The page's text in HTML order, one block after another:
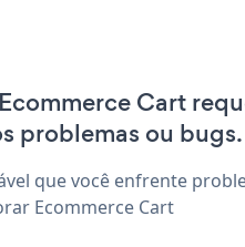
Cart
problemas ou bugs.
que você enfrente
Ecommerce Cart